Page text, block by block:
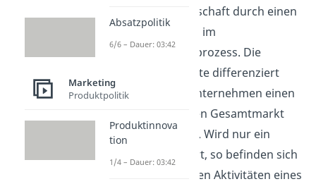
die Kostenführerschaft durch einen
Kostenvorsprung im
Wertschöpfungsprozess. Die
Wettbewerbsbreite differenziert
danach, ob ein Unternehmen einen
Teilmarkt oder den Gesamtmarkt
besetzen möchte. Wird nur ein
Teilmarkt anvisiert, so befinden sich
die wirtschaftlichen Aktivitäten eines
Absatzpolitik
6/6 – Dauer: 03:42
Marketing
Produktpolitik
Produktinnova
tion
1/4 – Dauer: 03:42